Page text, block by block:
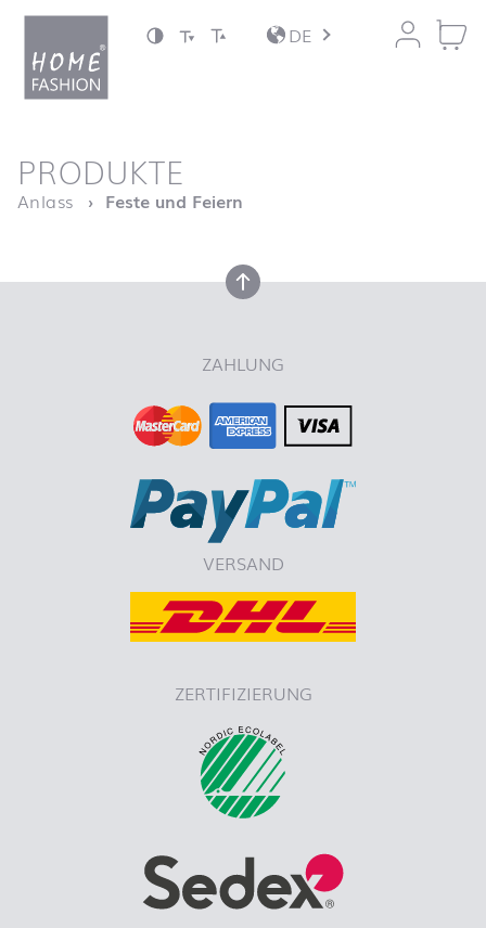
Zum Inhalt springen
DE
Startseite
PRODUKTE
Anlass Feste und Feiern
nach oben
ZAHLUNG
VERSAND
ZERTIFIZIERUNG